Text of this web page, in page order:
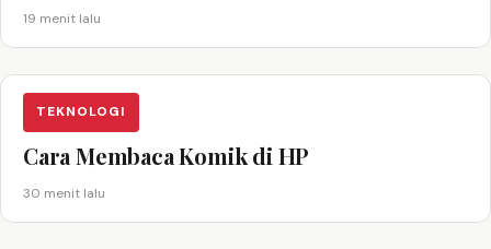
19 menit lalu
TEKNOLOGI
Cara Membaca Komik di HP
30 menit lalu